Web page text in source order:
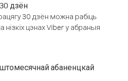
дзён
30 дзён можна рабіць
нізкіх цэнах Viber у абраныя
абаненцкай